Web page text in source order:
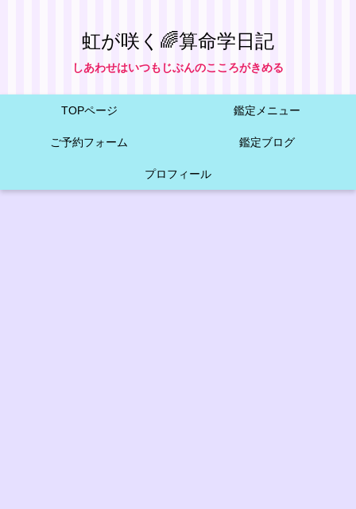
虹が咲く🌈算命学日記
しあわせはいつもじぶんのこころがきめる
TOPページ 鑑定メニュー
ご予約フォーム 鑑定ブログ
プロフィール